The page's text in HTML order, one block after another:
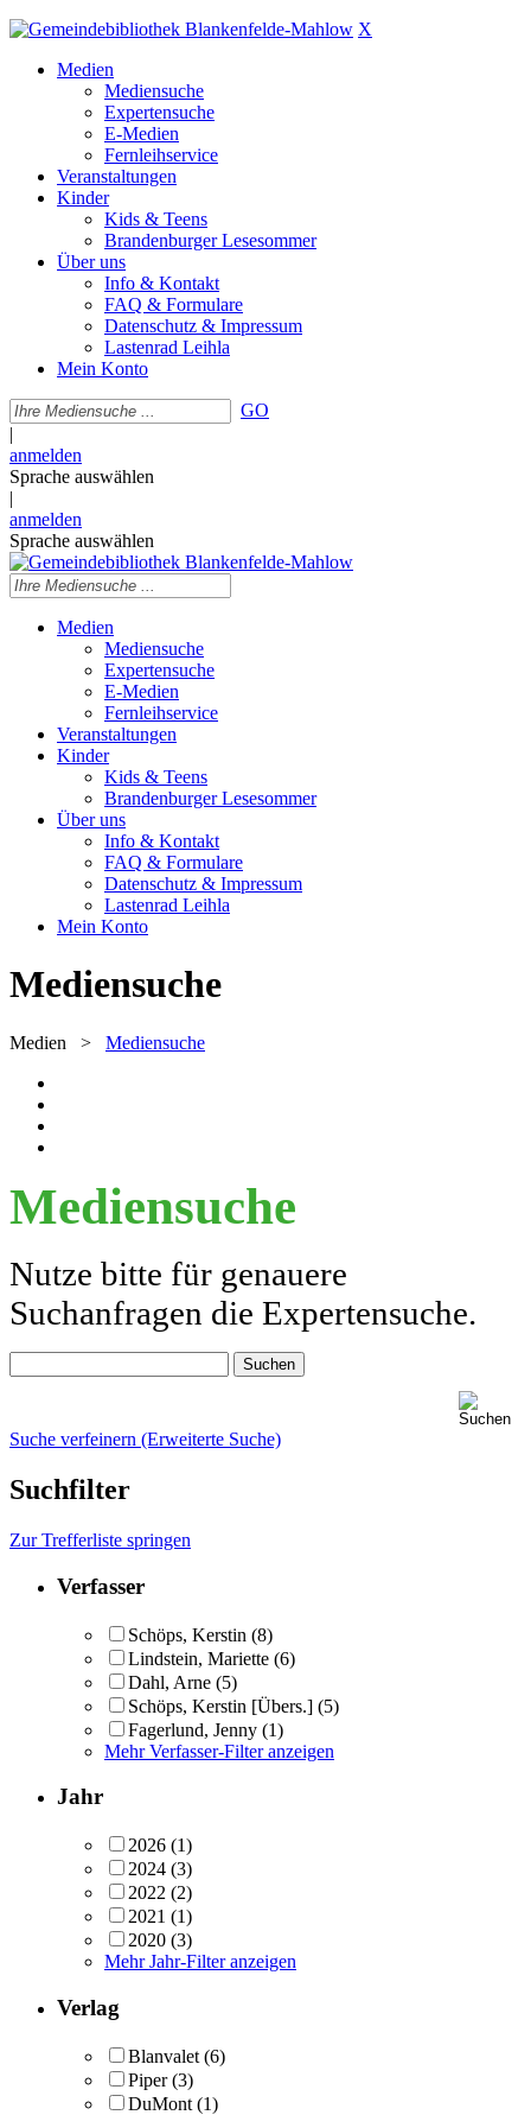
X
Medien
Mediensuche
Expertensuche
E-Medien
Fernleihservice
Veranstaltungen
Kinder
Kids & Teens
Brandenburger Lesesommer
Über uns
Info & Kontakt
FAQ & Formulare
Datenschutz & Impressum
Lastenrad Leihla
Mein Konto
GO
|
anmelden
Sprache auswählen
|
anmelden
Sprache auswählen
Medien
Mediensuche
Expertensuche
E-Medien
Fernleihservice
Veranstaltungen
Kinder
Kids & Teens
Brandenburger Lesesommer
Über uns
Info & Kontakt
FAQ & Formulare
Datenschutz & Impressum
Lastenrad Leihla
Mein Konto
Mediensuche
Medien > Mediensuche
Mediensuche
Nutze bitte für genauere
Suchanfragen die Expertensuche.
Suche verfeinern (Erweiterte Suche)
Suchfilter
Zur Trefferliste springen
Verfasser
Schöps, Kerstin (8)
Lindstein, Mariette (6)
Dahl, Arne (5)
Schöps, Kerstin [Übers.] (5)
Fagerlund, Jenny (1)
Mehr Verfasser-Filter anzeigen
Jahr
2026 (1)
2024 (3)
2022 (2)
2021 (1)
2020 (3)
Mehr Jahr-Filter anzeigen
Verlag
Blanvalet (6)
Piper (3)
DuMont (1)